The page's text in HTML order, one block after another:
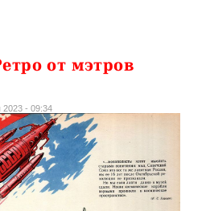
от мэтров
2023 - 09:34